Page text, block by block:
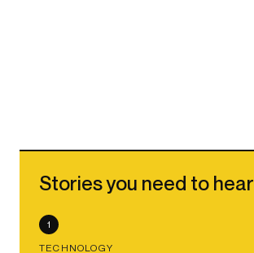
Stories you need to hear
1
TECHNOLOGY